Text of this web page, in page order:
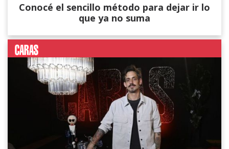
Conocé el sencillo método para dejar ir lo
que ya no suma